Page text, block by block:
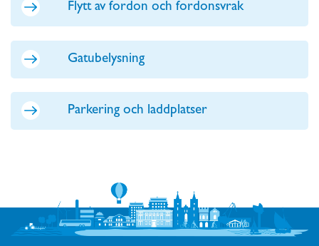
Flytt av fordon och fordonsvrak
Gatubelysning
Parkering och laddplatser